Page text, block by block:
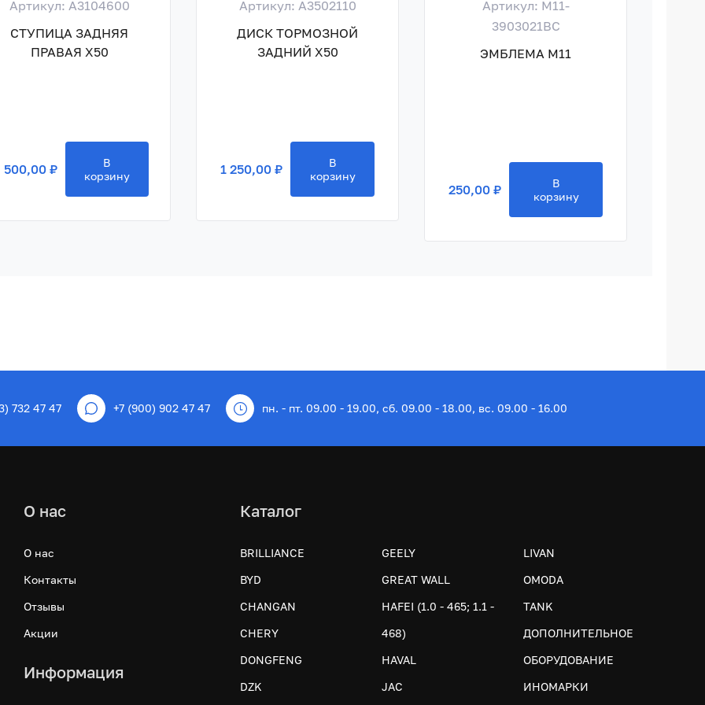
Артикул: A3104600
СТУПИЦА ЗАДНЯЯ
ПРАВАЯ X50
500,00 ₽
В
корзину
Артикул: A3502110
ДИСК ТОРМОЗНОЙ
ЗАДНИЙ X50
1 250,00 ₽
В
корзину
Артикул: M11-
3903021BC
ЭМБЛЕМА M11
250,00 ₽
В
корзину
732 47 47 +7 (900) 902 47 47 пн. - пт. 09.00 - 19.00, сб. 09.00 - 18.00, вс. 09.00 - 16.00
О нас
О нас
Контакты
Отзывы
Акции
Информация
Каталог
BRILLIANCE
BYD
CHANGAN
CHERY
DONGFENG
DZK
GEELY
GREAT WALL
HAFEI (1.0 - 465; 1.1 -
468)
HAVAL
JAC
LIVAN
OMODA
TANK
ДОПОЛНИТЕЛЬНОЕ
ОБОРУДОВАНИЕ
ИНОМАРКИ